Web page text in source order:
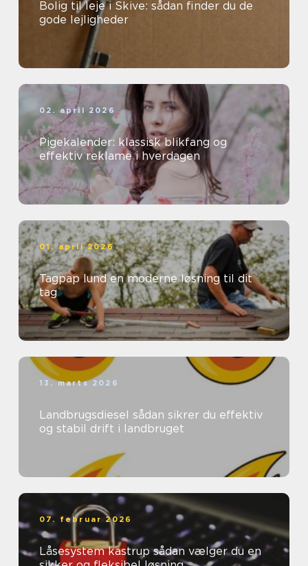
Bolig til leje i Skive: sådan finder du de
gode lejligheder
02. april 2026
Pigekalender: klassisk blikfang og
effektiv reklame i hverdagen
01. april 2026
Tagpap lund en moderne løsning til dit
tag
13. marts 2026
Landbrugsdiesel sådan sikrer du effektiv
og stabil drift i landbruget
07. februar 2026
Låsesystem kastrup sådan vælger du en